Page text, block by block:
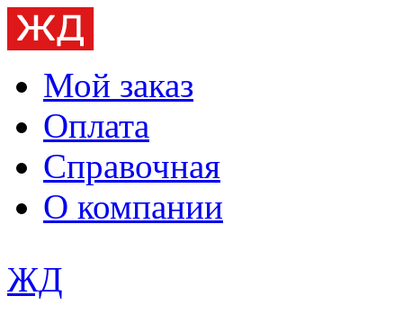
Мой заказ
Оплата
Справочная
О компании
ЖД